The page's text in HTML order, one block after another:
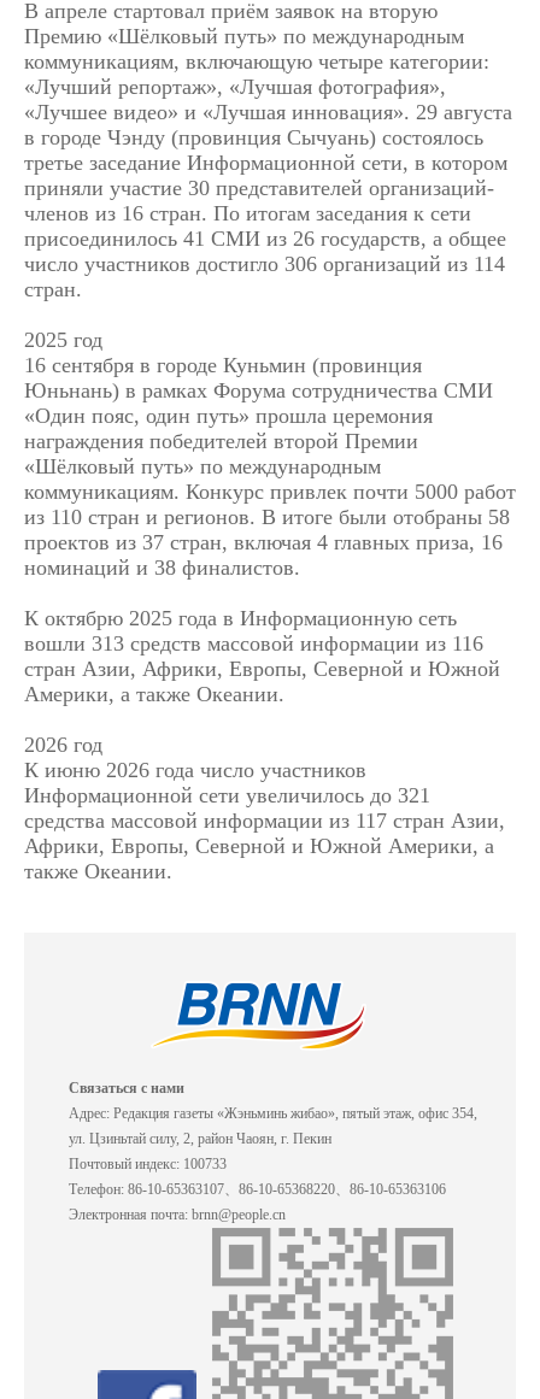
В апреле стартовал приём заявок на вторую
Премию «Шёлковый путь» по международным
коммуникациям, включающую четыре категории:
«Лучший репортаж», «Лучшая фотография»,
«Лучшее видео» и «Лучшая инновация». 29 августа
в городе Чэнду (провинция Сычуань) состоялось
третье заседание Информационной сети, в котором
приняли участие 30 представителей организаций-
членов из 16 стран. По итогам заседания к сети
присоединилось 41 СМИ из 26 государств, а общее
число участников достигло 306 организаций из 114
стран.
2025 год
16 сентября в городе Куньмин (провинция
Юньнань) в рамках Форума сотрудничества СМИ
«Один пояс, один путь» прошла церемония
награждения победителей второй Премии
«Шёлковый путь» по международным
коммуникациям. Конкурс привлек почти 5000 работ
из 110 стран и регионов. В итоге были отобраны 58
проектов из 37 стран, включая 4 главных приза, 16
номинаций и 38 финалистов.
К октябрю 2025 года в Информационную сеть
вошли 313 средств массовой информации из 116
стран Азии, Африки, Европы, Северной и Южной
Америки, а также Океании.
2026 год
К июню 2026 года число участников
Информационной сети увеличилось до 321
средства массовой информации из 117 стран Азии,
Африки, Европы, Северной и Южной Америки, а
также Океании.
Связаться с нами
Адрес: Редакция газеты «Жэньминь жибао», пятый этаж, офис 354,
ул. Цзиньтай силу, 2, район Чаоян, г. Пекин
Почтовый индекс: 100733
Телефон: 86-10-65363107、86-10-65368220、86-10-65363106
Электронная почта: brnn@people.cn